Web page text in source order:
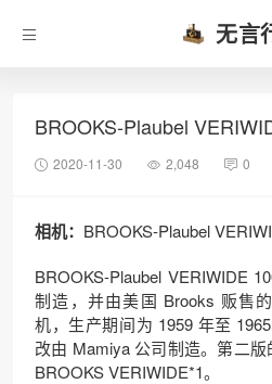
无言
BROOKS-Plaubel
2020-11-30 2,048 0
相机： BROOKS-Plaubel
BROOKS-Plaubel VERIWIDE
制造，并由美国 Brooks 贩售
机，生产期间为 1959 年至
改由 Mamiya 公司制造。第二
BROOKS VERIWIDE*1。